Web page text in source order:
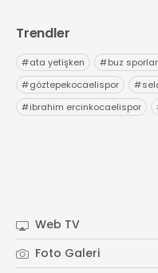
Trendler
#ata yetişken #buz
#göztepekocaelispor #
#ibrahim ercinkocaelispor
Web TV
Foto Galeri